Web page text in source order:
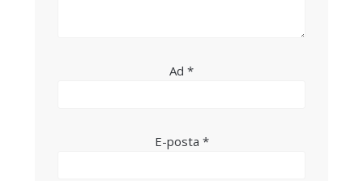
Ad *
E-posta *